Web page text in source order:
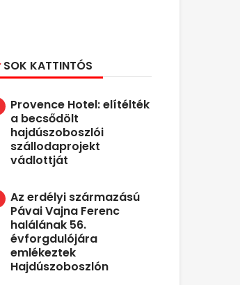
SOK KATTINTÓS
Provence Hotel: elítélték
a becsődölt
hajdúszoboszlói
szállodaprojekt
vádlottját
Az erdélyi származású
Pávai Vajna Ferenc
halálának 56.
évforgdulójára
emlékeztek
Hajdúszoboszlón